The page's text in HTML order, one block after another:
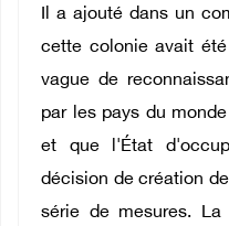
Il a ajouté dans un
cette colonie avait
vague de
par les pays du
et que l'État
décision de création
série de mesures.